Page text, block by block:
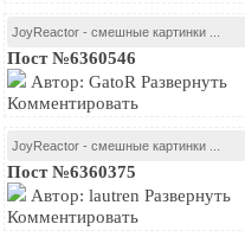
JoyReactor - смешные картинки ...
Пост №6360546
Автор: GatoR Развернуть
Комментировать
JoyReactor - смешные картинки ...
Пост №6360375
Автор: lautren Развернуть
Комментировать